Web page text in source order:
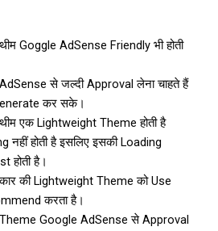
Goggle AdSense Friendly भी होती
से जल्दी Approval लेना चाहते हैं
कर सके।
एक Lightweight Theme होती है
नहीं होती है इसलिए इसकी Loading
होती है।
की Lightweight Theme को Use
करता है।
Google AdSense से Approval